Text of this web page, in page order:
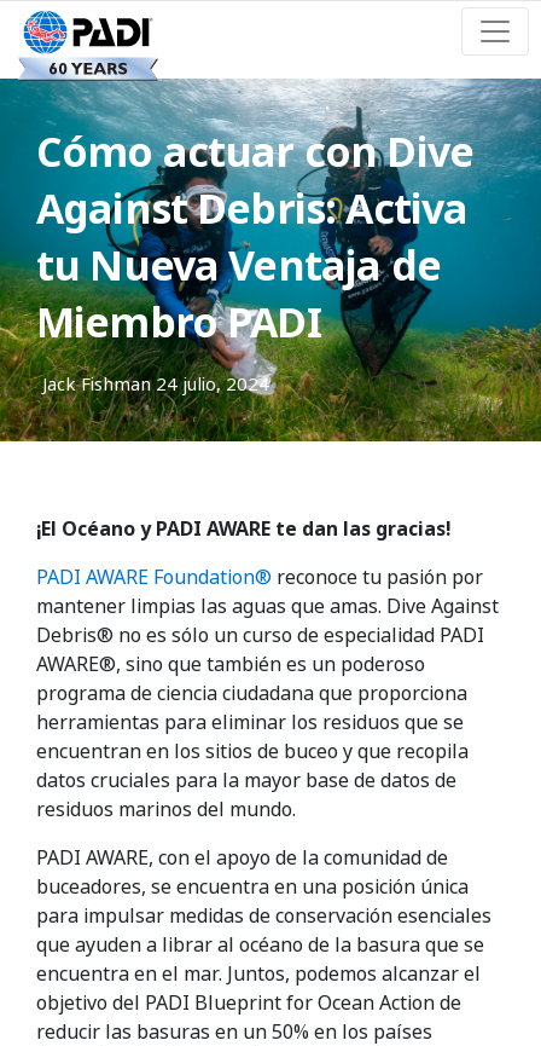
Cómo actuar con Dive
Against Debris: Activa
tu Nueva Ventaja de
Miembro PADI
Jack Fishman 24 julio, 2024
¡El Océano y PADI AWARE te dan las gracias!
PADI AWARE Foundation® reconoce tu pasión por
mantener limpias las aguas que amas. Dive Against
Debris® no es sólo un curso de especialidad PADI
AWARE®, sino que también es un poderoso
programa de ciencia ciudadana que proporciona
herramientas para eliminar los residuos que se
encuentran en los sitios de buceo y que recopila
datos cruciales para la mayor base de datos de
residuos marinos del mundo.
PADI AWARE, con el apoyo de la comunidad de
buceadores, se encuentra en una posición única
para impulsar medidas de conservación esenciales
que ayuden a librar al océano de la basura que se
encuentra en el mar. Juntos, podemos alcanzar el
objetivo del PADI Blueprint for Ocean Action de
reducir las basuras en un 50% en los países